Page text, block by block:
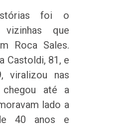
foi o
que
Roca Sales.
Castoldi, 81, e
viralizou nas
até a
lado a
40 anos e